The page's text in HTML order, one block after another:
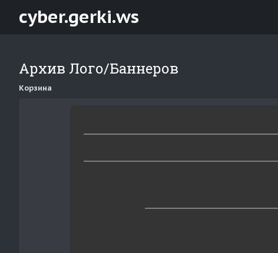
cyber.gerki.ws
Архив Лого/Баннеров
Корзина